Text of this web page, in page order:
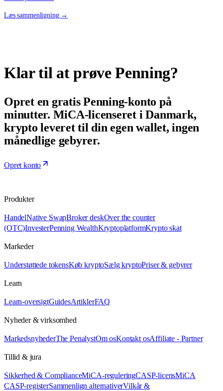
Læs sammenligning →
Klar til at prøve Penning?
Opret en gratis Penning-konto på
minutter. MiCA-licenseret i Danmark,
krypto leveret til din egen wallet, ingen
månedlige gebyrer.
Opret konto
Produkter
HandelNative SwapBroker deskOver the counter
(OTC)InvesterPenning WealthKryptoplatformKrypto skat
Markeder
Understøttede tokensKøb kryptoSælg kryptoPriser & gebyrer
Learn
Learn-oversigtGuidesArtiklerFAQ
Nyheder & virksomhed
MarkedsnyhederThe PenalystOm osKontakt osAffiliate - Partner
Tillid & jura
Sikkerhed & ComplianceMiCA-reguleringCASP-licensMiCA
CASP-registerSammenlign alternativerVilkår &